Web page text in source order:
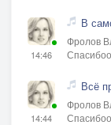
14:46
В
Фролов
14:44
Всё
Фролов